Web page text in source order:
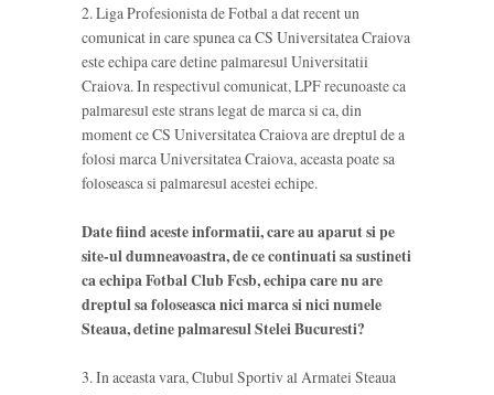
2. Liga Profesionista de Fotbal a dat recent un
comunicat in care spunea ca CS Universitatea Craiova
este echipa care detine palmaresul Universitatii
Craiova. In respectivul comunicat, LPF recunoaste ca
palmaresul este strans legat de marca si ca, din
moment ce CS Universitatea Craiova are dreptul de a
folosi marca Universitatea Craiova, aceasta poate sa
foloseasca si palmaresul acestei echipe.
Date fiind aceste informatii, care au aparut si pe
site-ul dumneavoastra, de ce continuati sa sustineti
ca echipa Fotbal Club Fcsb, echipa care nu are
dreptul sa foloseasca nici marca si nici numele
Steaua, detine palmaresul Stelei Bucuresti?
3. In aceasta vara, Clubul Sportiv al Armatei Steaua